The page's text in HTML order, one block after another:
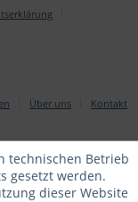
Über uns Kontakt
technischen Betrieb
gesetzt werden.
dieser Website